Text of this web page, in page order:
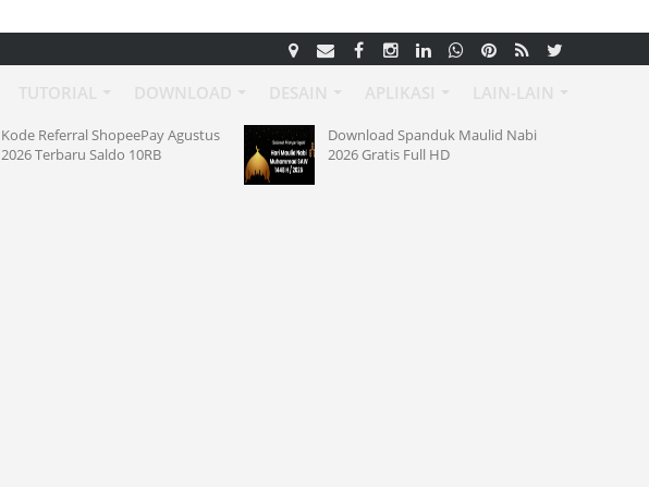
Kode Referral ShopeePay Agustus
2026 Terbaru Saldo 10RB
Download Spanduk Maulid Nabi
2026 Gratis Full HD